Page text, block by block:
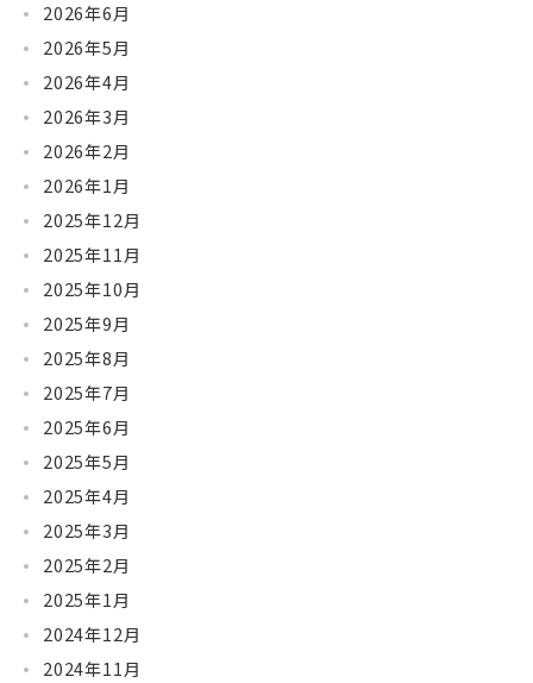
2026年6月
2026年5月
2026年4月
2026年3月
2026年2月
2026年1月
2025年12月
2025年11月
2025年10月
2025年9月
2025年8月
2025年7月
2025年6月
2025年5月
2025年4月
2025年3月
2025年2月
2025年1月
2024年12月
2024年11月